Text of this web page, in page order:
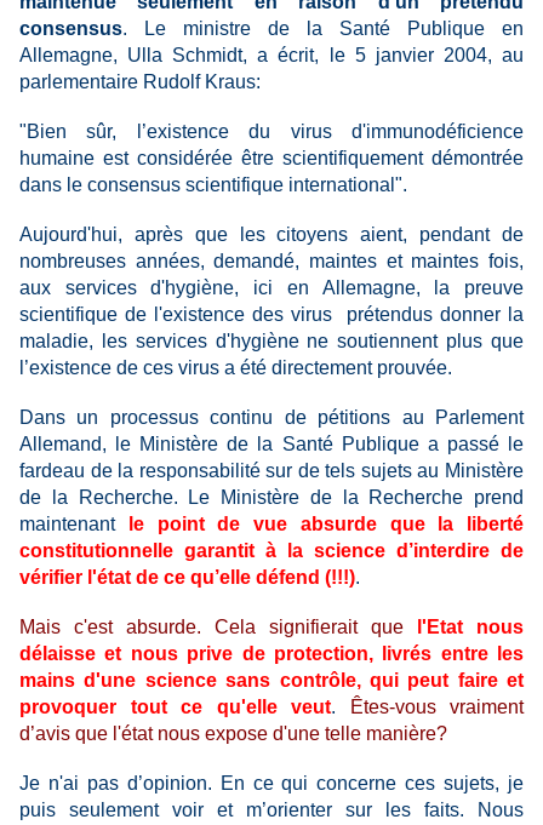
consensus. Le ministre de la Santé Publique en
Allemagne, Ulla Schmidt, a écrit, le 5 janvier 2004, au
parlementaire Rudolf Kraus:
"Bien sûr, l’existence du virus d'immunodéficience
humaine est considérée être scientifiquement démontrée
dans le consensus scientifique international".
Aujourd'hui, après que les citoyens aient, pendant de
nombreuses années, demandé, maintes et maintes fois,
aux services d'hygiène, ici en Allemagne, la preuve
scientifique de l'existence des virus prétendus donner la
maladie, les services d'hygiène ne soutiennent plus que
l’existence de ces virus a été directement prouvée.
Dans un processus continu de pétitions au Parlement
Allemand, le Ministère de la Santé Publique a passé le
fardeau de la responsabilité sur de tels sujets au Ministère
de la Recherche. Le Ministère de la Recherche prend
maintenant
le point de vue absurde que la liberté
constitutionnelle garantit à la science d’interdire de
vérifier l'état de ce qu’elle défend (!!!).
Mais c'est absurde. Cela signifierait que
l'Etat nous
délaisse et nous prive de protection, livrés entre les
mains d'une science sans contrôle, qui peut faire et
provoquer tout ce qu'elle veut.
Êtes-vous vraiment
d’avis que l'état nous expose d'une telle manière?
Je n'ai pas d’opinion. En ce qui concerne ces sujets, je
puis seulement voir et m’orienter sur les faits. Nous